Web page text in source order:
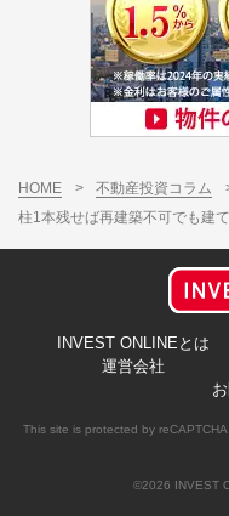
HOME > 不動産投資コラム
柱1本残せば再建築不可でも建
INVEST ONLINEとは
運営会社
This site is protected by
©2026 INVEST